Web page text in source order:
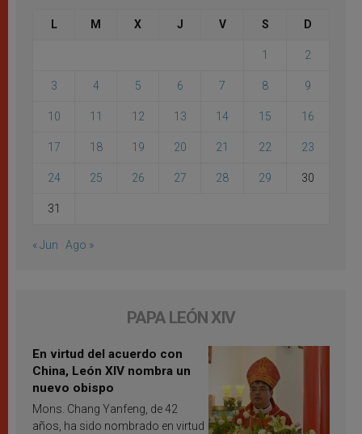
L M X J V S D
1 2
3 4 5 6 7 8 9
10 11 12 13 14 15 16
17 18 19 20 21 22 23
24 25 26 27 28 29 30
31
« Jun Ago »
PAPA LEÓN XIV
En virtud del acuerdo con
China, León XIV nombra un
nuevo obispo
Mons. Chang Yanfeng, de 42
años, ha sido nombrado en virtud